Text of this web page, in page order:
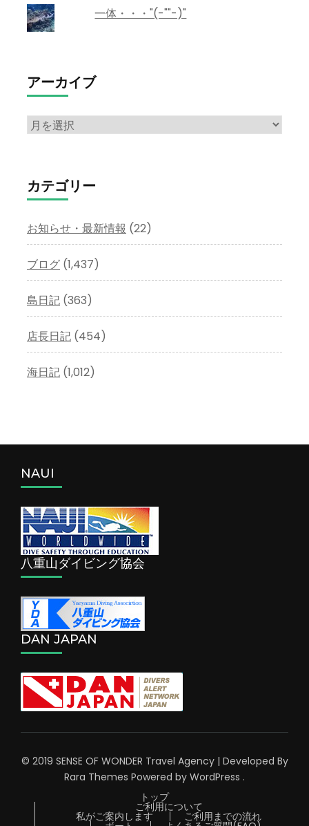
一体・・・"(-""-)"
アーカイブ
ア
イ
ブ
カテゴリー
お知らせ・最新情報 (22)
ブログ (1,437)
島日記 (363)
店長日記 (454)
海日記 (1,012)
NAUI
八重山ダイビング協会
DAN JAPAN
© 2019 SENSE OF WONDER Travel Agency | Developed By
Rara Themes Powered by WordPress .
トップ
ご利用について
私がご案内します ご利用までの流れ